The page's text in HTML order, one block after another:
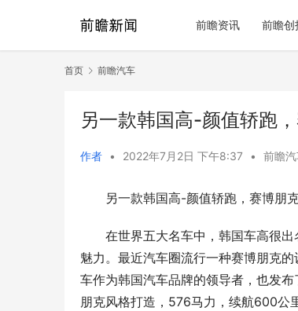
前瞻资讯 前瞻创
首页 前瞻汽车
另一款韩国高-颜值轿跑
作者 • 2022年7月2日 下午8:37 • 前瞻
另一款韩国高-颜值轿跑，赛博朋
在世界五大名车中，韩国车高很
魅力。最近汽车圈流行一种赛博朋克
车作为韩国汽车品牌的领导者，也发
朋克风格打造，576马力，续航600公里